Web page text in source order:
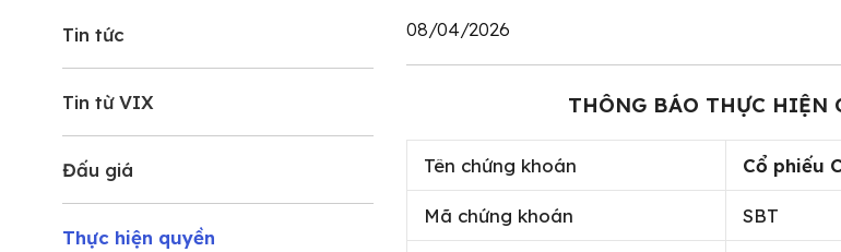
Tin tức
Tin từ VIX
Đấu giá
Thực hiện quyền
08/04/2026
THÔNG BÁO THỰC HIỆN
Tên chứng khoán Cổ phiếu
Mã chứng khoán SBT